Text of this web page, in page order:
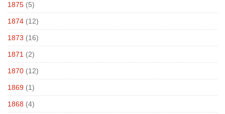
1875 (5)
1874 (12)
1873 (16)
1871 (2)
1870 (12)
1869 (1)
1868 (4)